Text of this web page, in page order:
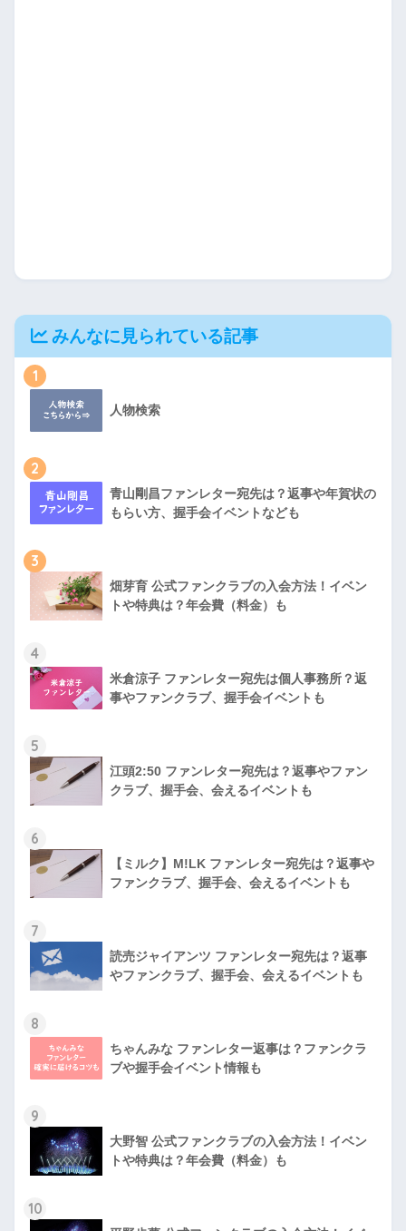
みんなに見られている記事
1
人物検索
2
青山剛昌ファンレター宛先は？返事や年賀状の
もらい方、握手会イベントなども
3
畑芽育 公式ファンクラブの入会方法！イベン
トや特典は？年会費（料金）も
4
米倉涼子 ファンレター宛先は個人事務所？返
事やファンクラブ、握手会イベントも
5
江頭2:50 ファンレター宛先は？返事やファン
クラブ、握手会、会えるイベントも
6
【ミルク】M!LK ファンレター宛先は？返事や
ファンクラブ、握手会、会えるイベントも
7
読売ジャイアンツ ファンレター宛先は？返事
やファンクラブ、握手会、会えるイベントも
8
ちゃんみな ファンレター返事は？ファンクラ
ブや握手会イベント情報も
9
大野智 公式ファンクラブの入会方法！イベン
トや特典は？年会費（料金）も
10